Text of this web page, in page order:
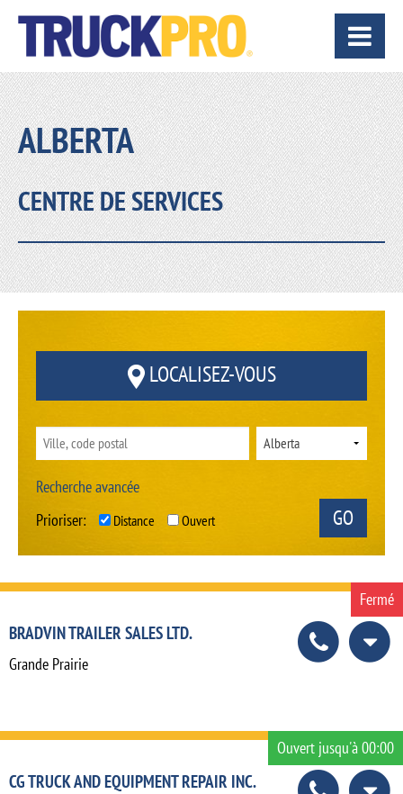
ALBERTA
CENTRE DE SERVICES
LOCALISEZ-VOUS
Recherche avancée
Prioriser:
Distance Ouvert
Fermé
BRADVIN TRAILER SALES LTD.
Grande Prairie
Ouvert jusqu'à 00:00
CG TRUCK AND EQUIPMENT REPAIR INC.